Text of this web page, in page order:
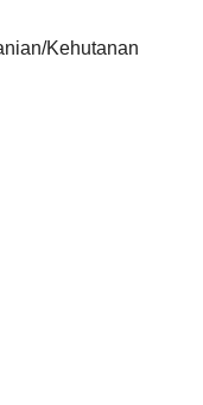
Kehutanan